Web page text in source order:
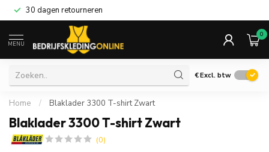
30 dagen retourneren
MENU
0
€Excl. btw
Home / Blaklader 3300 T-shirt Zwart
Blaklader 3300 T-shirt Zwart
(0)